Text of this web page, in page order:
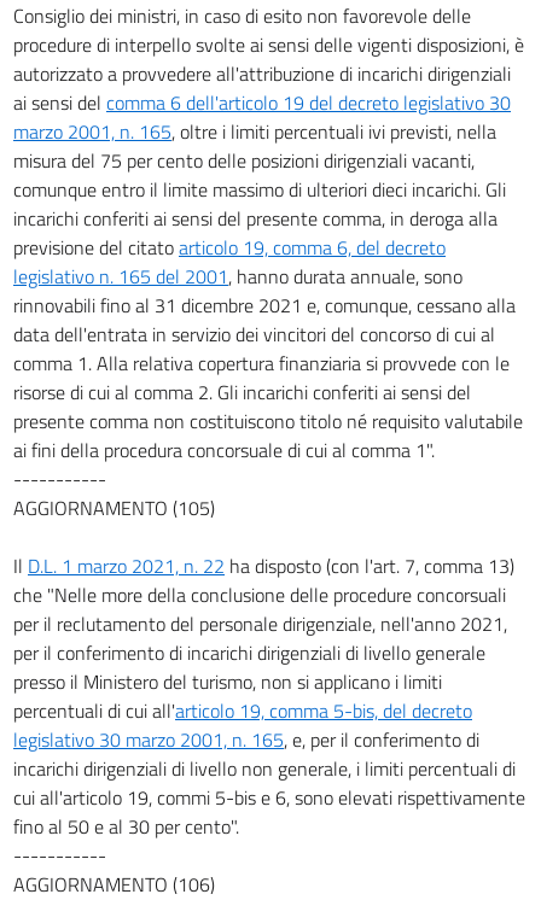
Consiglio dei ministri, in caso di esito non favorevole delle
procedure di interpello svolte ai sensi delle vigenti disposizioni, è
autorizzato a provvedere all'attribuzione di incarichi dirigenziali
ai sensi del comma 6 dell'articolo 19 del decreto legislativo 30
marzo 2001, n. 165, oltre i limiti percentuali ivi previsti, nella
misura del 75 per cento delle posizioni dirigenziali vacanti,
comunque entro il limite massimo di ulteriori dieci incarichi. Gli
incarichi conferiti ai sensi del presente comma, in deroga alla
previsione del citatoarticolo 19, comma 6, del decreto
legislativo n. 165 del 2001, hanno durata annuale, sono
rinnovabili fino al 31 dicembre 2021 e, comunque, cessano alla
data dell'entrata in servizio dei vincitori del concorso di cui al
comma 1. Alla relativa copertura finanziaria si provvede con le
risorse di cui al comma 2. Gli incarichi conferiti ai sensi del
presente comma non costituiscono titolo né requisito valutabile
ai fini della procedura concorsuale di cui al comma 1".
-----------
AGGIORNAMENTO (105)
Il D.L. 1 marzo 2021, n. 22 ha disposto (con l'art. 7, comma 13)
che "Nelle more della conclusione delle procedure concorsuali
per il reclutamento del personale dirigenziale, nell'anno 2021,
per il conferimento di incarichi dirigenziali di livello generale
presso il Ministero del turismo, non si applicano i limiti
percentuali di cui all'articolo 19, comma 5-bis, del decreto
legislativo 30 marzo 2001, n. 165, e, per il conferimento di
incarichi dirigenziali di livello non generale, i limiti percentuali di
cui all'articolo 19, commi 5-bis e 6, sono elevati rispettivamente
fino al 50 e al 30 per cento".
-----------
AGGIORNAMENTO (106)